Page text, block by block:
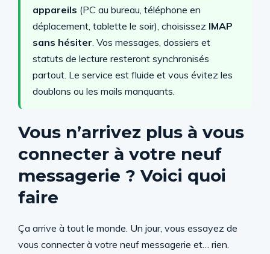
appareils (PC au bureau, téléphone en
déplacement, tablette le soir), choisissez IMAP
sans hésiter. Vos messages, dossiers et
statuts de lecture resteront synchronisés
partout. Le service est fluide et vous évitez les
doublons ou les mails manquants.
Vous n’arrivez plus à vous
connecter à votre neuf
messagerie ? Voici quoi
faire
Ça arrive à tout le monde. Un jour, vous essayez de
vous connecter à votre neuf messagerie et… rien.